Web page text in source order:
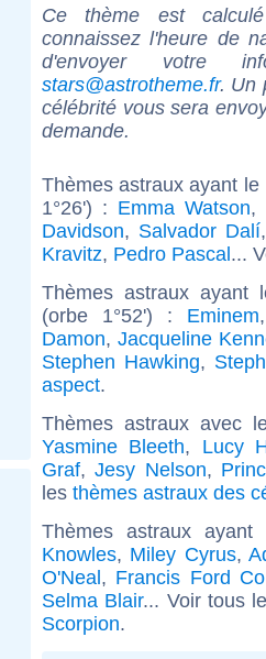
Ce thème est
connaissez l'heure de
d'envoyer votre
stars@astrotheme.fr. Un
célébrité vous sera
demande.
Thèmes astraux ayant
1°26') : Emma Watson,
Davidson, Salvador Dalí
Kravitz, Pedro Pascal...
Thèmes astraux ayant
(orbe 1°52') : Eminem
Damon, Jacqueline
Stephen Hawking,
aspect.
Thèmes astraux avec
Yasmine Bleeth, Lucy
Graf,Jesy Nelson,
les thèmes astraux des
Thèmes astraux
Knowles, Miley Cyrus,
O'Neal, Francis Ford
Selma Blair... Voir tous
Scorpion.